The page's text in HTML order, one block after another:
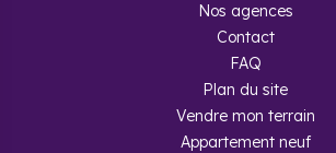
Nos agences
Contact
FAQ
Plan du site
Vendre mon terrain
Appartement neuf